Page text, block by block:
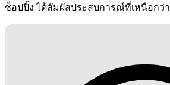
ช็อปปิ้ง ได้สัมผัสประสบการณ์ที่เหนือกว่า